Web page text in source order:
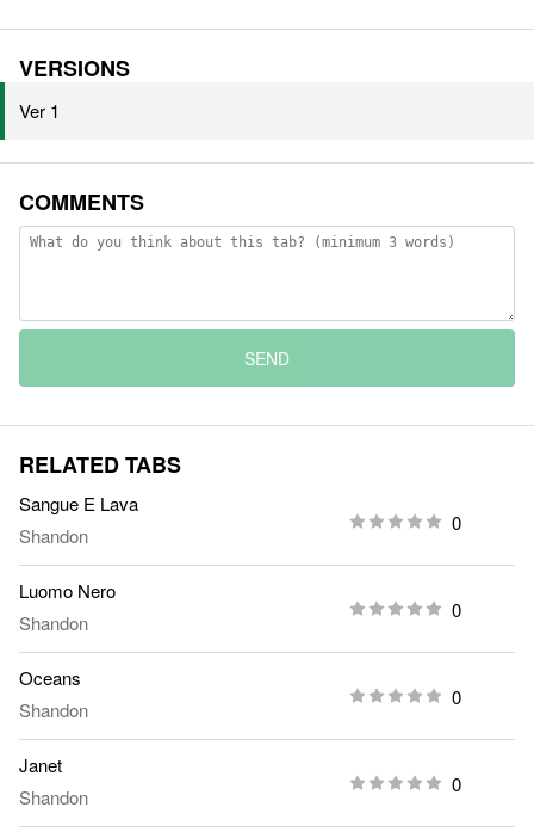
VERSIONS
Ver 1
COMMENTS
SEND
RELATED TABS
Sangue E Lava
Shandon
0
Luomo Nero
Shandon
0
Oceans
Shandon
0
Janet
Shandon
0